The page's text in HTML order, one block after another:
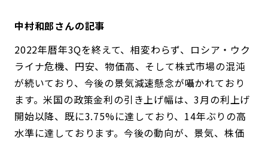
中村和郎さんの記事
2022年暦年3Qを終えて、相変わらず、ロシア・ウク
ライナ危機、円安、物価高、そして株式市場の混沌
が続いており、今後の景気減速懸念が囁かれており
ます。米国の政策金利の引き上げ幅は、3月の利上げ
開始以降、既に3.75%に達しており、14年ぶりの高
水準に達しております。今後の動向が、景気、株価